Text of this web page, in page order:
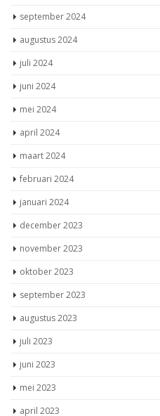
september 2024
augustus 2024
juli 2024
juni 2024
mei 2024
april 2024
maart 2024
februari 2024
januari 2024
december 2023
november 2023
oktober 2023
september 2023
augustus 2023
juli 2023
juni 2023
mei 2023
april 2023